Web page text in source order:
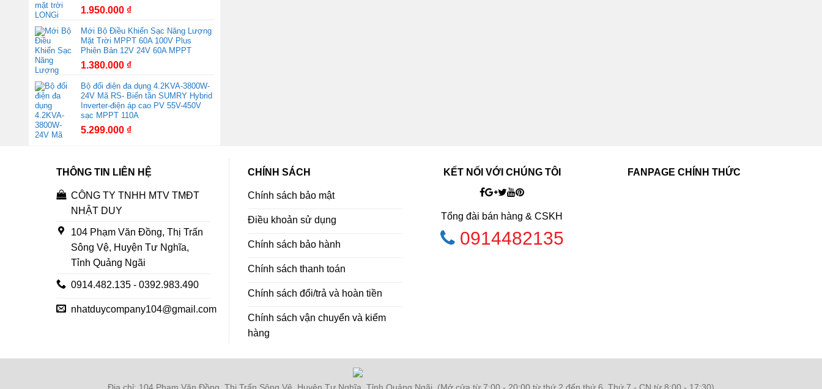
1.950.000 ₫
Mới Bộ Điều Khiển Sạc Năng Lượng
Mặt Trời MPPT 60A 100V Plus
Phiên Bản 12V 24V 60A MPPT
1.380.000 ₫
Bộ đổi điện đa dụng 4.2KVA-3800W-
24V Mã RS- Biến tần SUMRY Hybrid
Inverter-điện áp cao PV 55V-450V
sạc MPPT 110A
5.299.000 ₫
THÔNG TIN LIÊN HỆ
CÔNG TY TNHH MTV TMĐT
NHẬT DUY
104 Phạm Văn Đồng, Thị Trấn
Sông Vệ, Huyện Tư Nghĩa,
Tỉnh Quảng Ngãi
0914.482.135 - 0392.983.490
nhatduycompany104@gmail.com
CHÍNH SÁCH
Chính sách bảo mật
Điều khoản sử dụng
Chính sách bảo hành
Chính sách thanh toán
Chính sách đổi/trả và hoàn tiền
Chính sách vận chuyển và kiểm
hàng
KẾT NỐI VỚI CHÚNG TÔI
Tổng đài bán hàng & CSKH
0914482135
FANPAGE CHÍNH THỨC
Địa chỉ: 104 Phạm Văn Đồng, Thị Trấn Sông Vệ, Huyện Tư Nghĩa, Tỉnh Quảng Ngãi. (Mở cửa từ 7:00 - 20:00 từ thứ 2 đến thứ 6, Thứ 7 - CN từ 8:00 - 17:30)